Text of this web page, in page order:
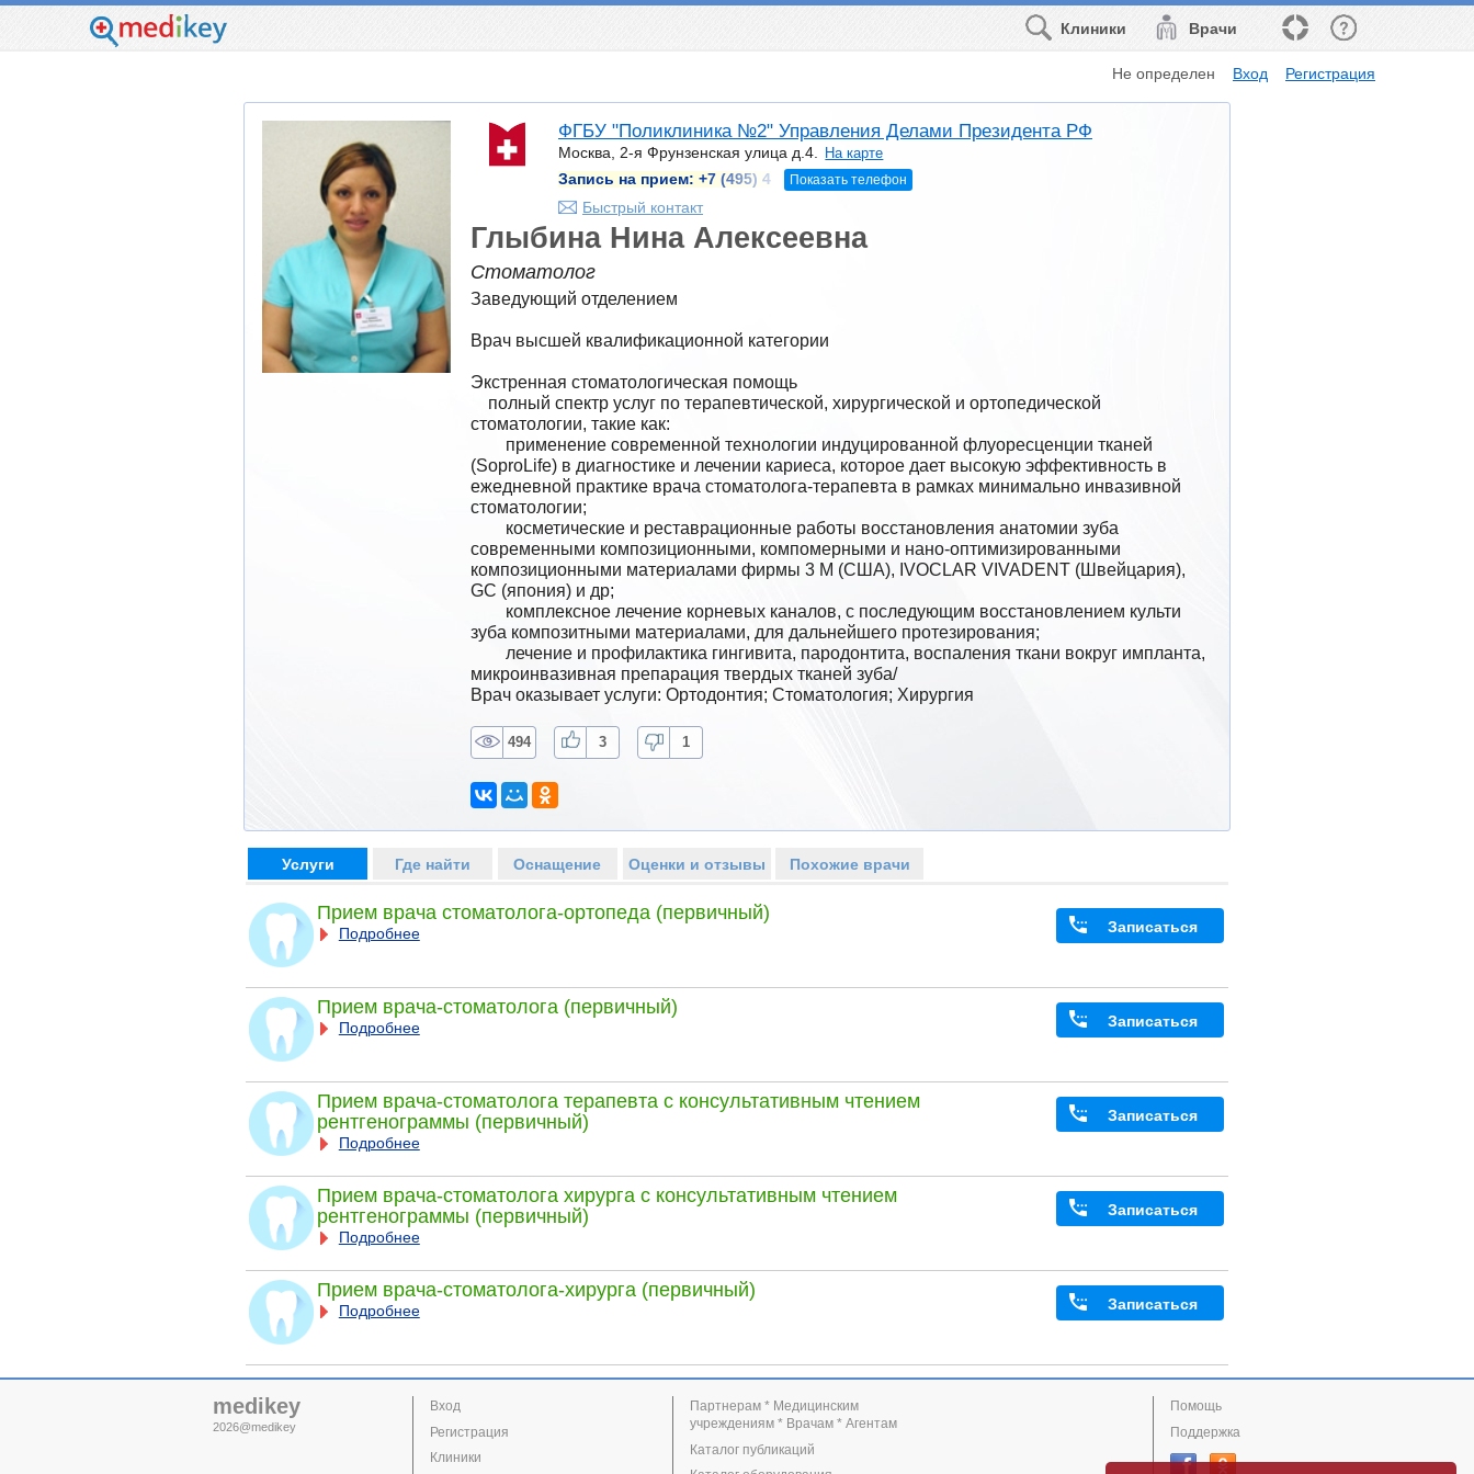
Врачи
Клиники
Не определен Вход Регистрация
ФГБУ "Поликлиника №2" Управления Делами Президента РФ
Москва, 2-я Фрунзенская улица д.4.
На карте
Запись на прием: +7 (495) 4 Показать телефон
Быстрый контакт
Глыбина Нина Алексеевна
Стоматолог
Заведующий отделением
Врач высшей квалификационной категории
Экстренная стоматологическая помощь
стоматологии, такие как:
(SoproLife) в диагностике и лечении кариеса, которое дает высокую эффективность в
ежедневной практике врача стоматолога-терапевта в рамках минимально инвазивной
стоматологии;
современными композиционными, компомерными и нано-оптимизированными
композиционными материалами фирмы 3 М (США), IVOCLAR VIVADENT (Швейцария),
GC (япония) и др;
зуба композитными материалами, для дальнейшего протезирования;
микроинвазивная препарация твердых тканей зуба/
Врач оказывает услуги: Ортодонтия; Стоматология; Хирургия
494 3 1
Услуги Где найти Оснащение Оценки и отзывы Похожие врачи
Прием врача стоматолога-ортопеда (первичный)
Подробнее Записаться
Прием врача-стоматолога (первичный)
Подробнее Записаться
Прием врача-стоматолога терапевта с консультативным чтением
рентгенограммы (первичный)
Подробнее
Записаться
Прием врача-стоматолога хирурга с консультативным чтением
рентгенограммы (первичный)
Подробнее
Записаться
Прием врача-стоматолога-хирурга (первичный)
Подробнее Записаться
medikey
2026@medikey
Вход
Регистрация
Клиники
Партнерам * Медицинским
учреждениям * Врачам * Агентам
Каталог публикаций
Помощь
Поддержка